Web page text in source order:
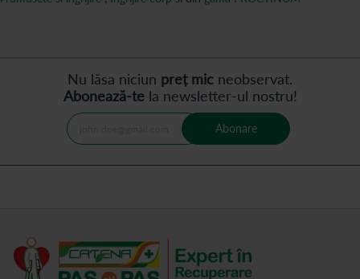
Nu lăsa niciun preț mic neobservat.
Abonează-tela newsletter-ul nostru!
Abonare